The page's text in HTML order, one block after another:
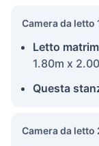
Camera da letto
Letto
1.80m x
Questa
Camera da letto